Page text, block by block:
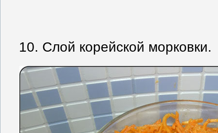
10. Слой корейской морковки.